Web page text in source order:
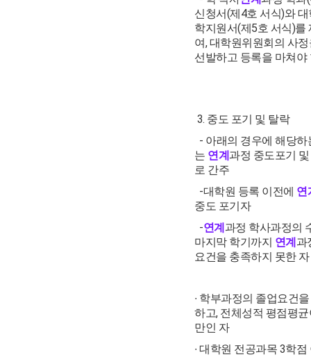
신청서(제4호 서식)와
학지원서(제5호 서식)를
여, 대학원위원회의 사
선발하고 등록을 마쳐야
3. 중도 포기 및 탈락
- 아래의 경우에 해당하
는 연계과정 중도포기
로 간주
-대학원 등록 이전에 연
중도 포기자
-연계과정 학사과정의
마지막 학기까지 연계과
요건을 충족하지 못한 자
∙ 학부과정의 졸업요건
하고, 전체성적 평점평균
만인 자
∙ 대학원 전공과목 3학점